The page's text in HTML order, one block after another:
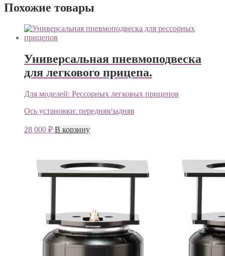
Похожие товары
Универсальная пневмоподвеска
для легкового прицепа.
Для моделей: Рессорных легковых прицепов
Ось установки: передняя/задняя
28 000 ₽ В корзину